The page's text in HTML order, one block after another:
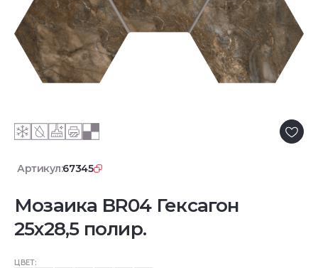
Артикул:67345
Мозаика BR04 Гексагон
25x28,5 полир.
ЦВЕТ: